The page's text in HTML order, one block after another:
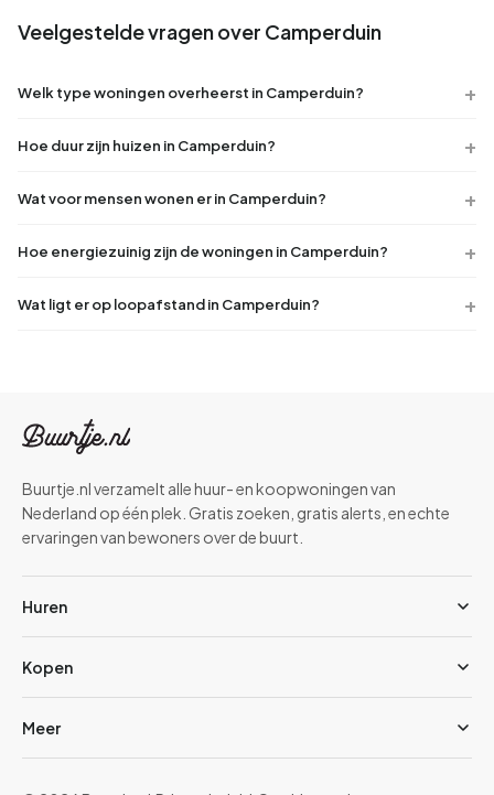
Veelgestelde vragen over Camperduin
Welk type woningen overheerst in Camperduin?
Hoe duur zijn huizen in Camperduin?
Wat voor mensen wonen er in Camperduin?
Hoe energiezuinig zijn de woningen in Camperduin?
Wat ligt er op loopafstand in Camperduin?
Buurtje.nl verzamelt alle huur- en koopwoningen van
Nederland op één plek. Gratis zoeken, gratis alerts, en echte
ervaringen van bewoners over de buurt.
Huren
Kopen
Meer